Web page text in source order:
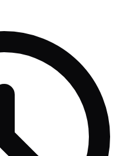
potansiyelinin ise 2,5 milyon